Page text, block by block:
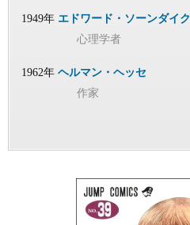
1949年 エドワード・ソーンダイク
心理学者
1962年 ヘルマン・ヘッセ
作家